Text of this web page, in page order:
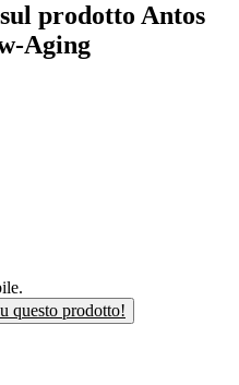
prodotto Antos
Aging
questo prodotto!